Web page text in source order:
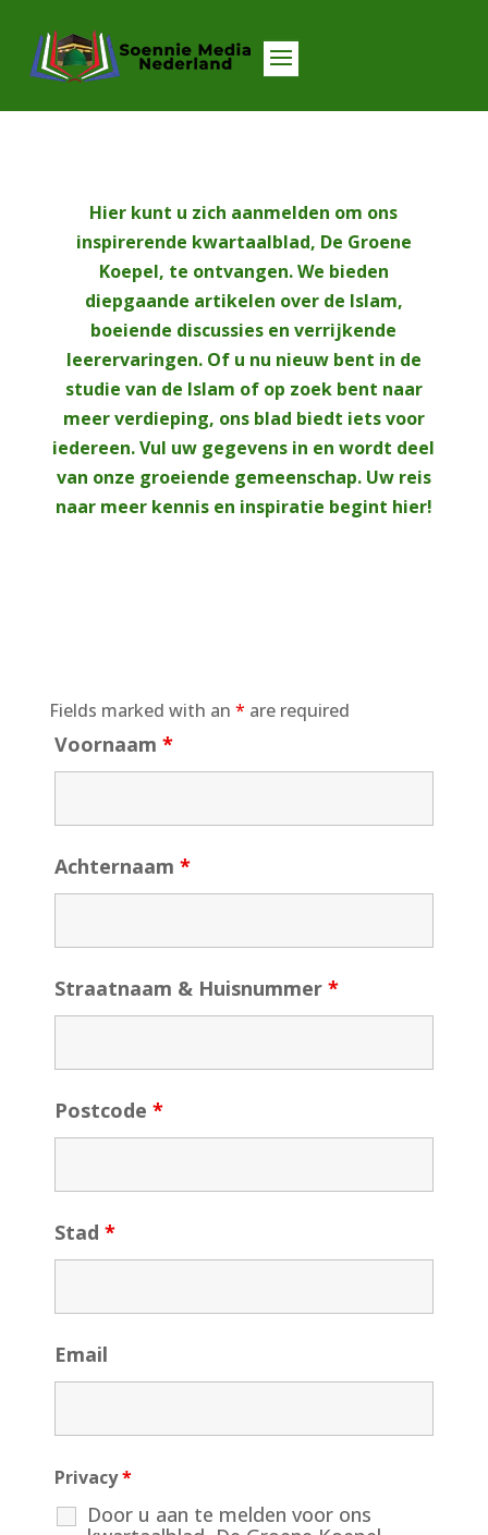
Hier kunt u zich aanmelden om ons
inspirerende kwartaalblad, De Groene
Koepel, te ontvangen. We bieden
diepgaande artikelen over de Islam,
boeiende discussies en verrijkende
leerervaringen. Of u nu nieuw bent in de
studie van de Islam of op zoek bent naar
meer verdieping, ons blad biedt iets voor
iedereen. Vul uw gegevens in en wordt deel
van onze groeiende gemeenschap. Uw reis
naar meer kennis en inspiratie begint hier!
Fields marked with an * are required
Voornaam *
Achternaam *
Straatnaam & Huisnummer *
Postcode *
Stad *
Email
Privacy*
Door u aan te melden voor ons